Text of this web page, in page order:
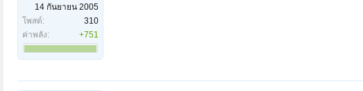
14 กันยายน 2005
โพสต์:
310
ค่าพลัง:
+751